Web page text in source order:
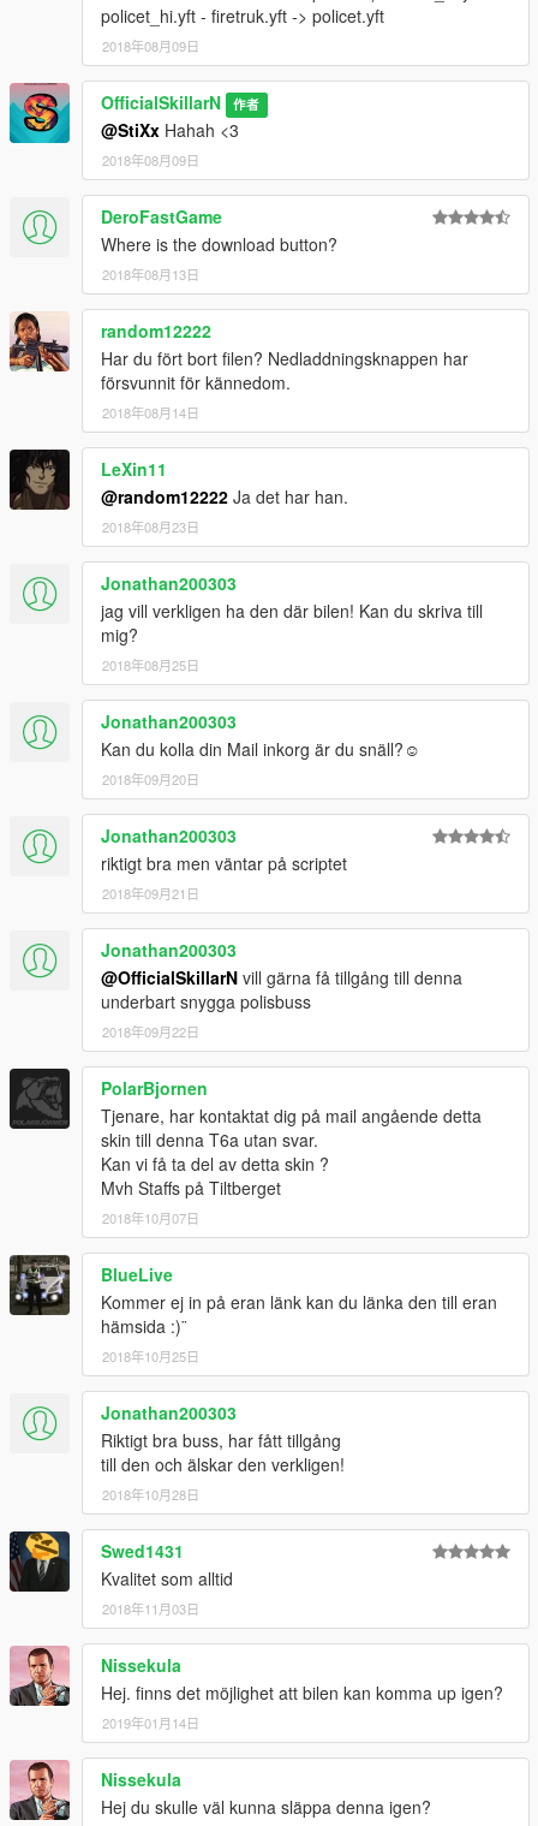
policet_hi.yft - firetruk.yft -> policet.yft
2018年08月09日
OfficialSkillarN 作者
@StiXx Hahah <3
2018年08月09日
DeroFastGame
Where is the download button?
2018年08月13日
random12222
Har du fört bort filen? Nedladdningsknappen har
försvunnit för kännedom.
2018年08月14日
LeXin11
@random12222 Ja det har han.
2018年08月23日
Jonathan200303
jag vill verkligen ha den där bilen! Kan du skriva till
mig?
2018年08月25日
Jonathan200303
Kan du kolla din Mail inkorg är du snäll?☺️
2018年09月20日
Jonathan200303
riktigt bra men väntar på scriptet
2018年09月21日
Jonathan200303
@OfficialSkillarN vill gärna få tillgång till denna
underbart snygga polisbuss
2018年09月22日
PolarBjornen
Tjenare, har kontaktat dig på mail angående detta
skin till denna T6a utan svar.
Kan vi få ta del av detta skin ?
Mvh Staffs på Tiltberget
2018年10月07日
BlueLive
Kommer ej in på eran länk kan du länka den till eran
hämsida :)¨
2018年10月25日
Jonathan200303
Riktigt bra buss, har fått tillgång
till den och älskar den verkligen!
2018年10月28日
Swed1431
Kvalitet som alltid
2018年11月03日
Nissekula
Hej. finns det möjlighet att bilen kan komma up igen?
2019年01月14日
Nissekula
Hej du skulle väl kunna släppa denna igen?